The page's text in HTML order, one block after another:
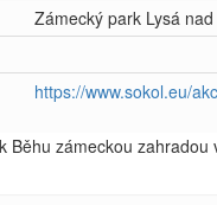
Zámecký park Lysá
https://www.sokol.eu/
zámeckou